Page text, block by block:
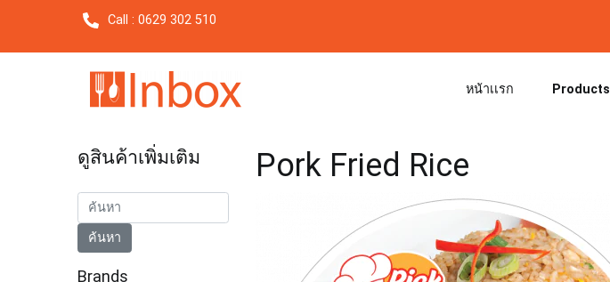
Call : 0629 302 510
หน้าเเรก Products
Pork Fried Rice
ดูสินค้าเพิ่มเติม
Brands